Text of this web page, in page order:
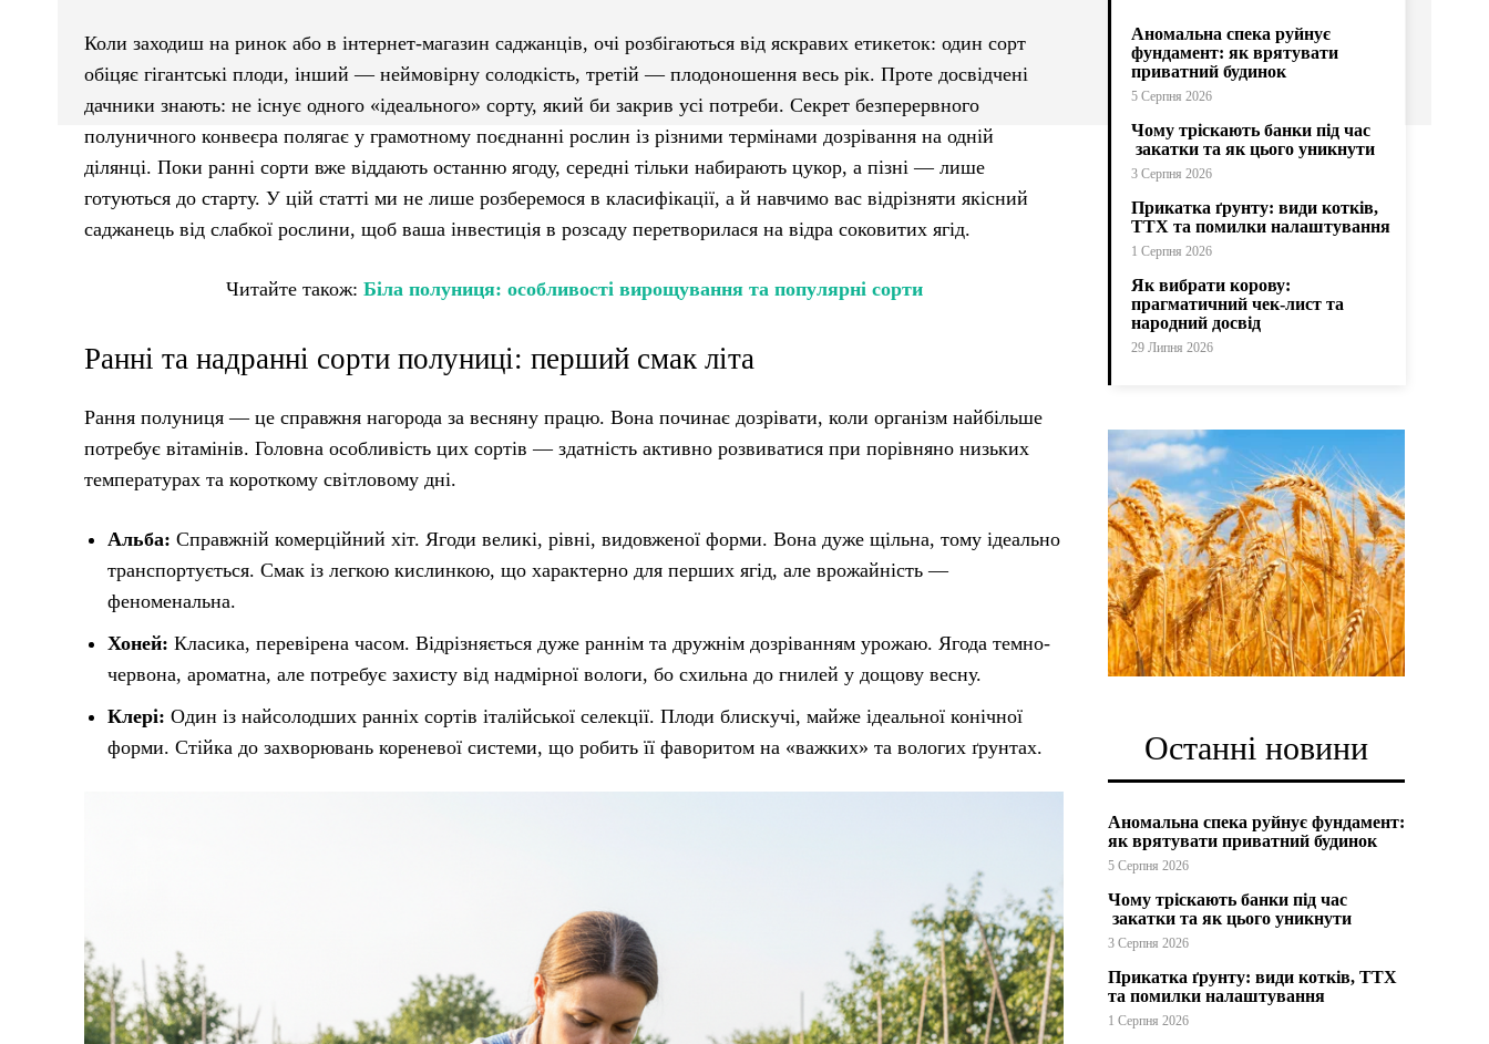
Коли заходиш на ринок або в інтернет-магазин саджанців, очі розбігаються від яскравих етикеток: один сорт
обіцяє гігантські плоди, інший — неймовірну солодкість, третій — плодоношення весь рік. Проте досвідчені
дачники знають: не існує одного «ідеального» сорту, який би закрив усі потреби. Секрет безперервного
полуничного конвеєра полягає у грамотному поєднанні рослин із різними термінами дозрівання на одній
ділянці. Поки ранні сорти вже віддають останню ягоду, середні тільки набирають цукор, а пізні — лише
готуються до старту. У цій статті ми не лише розберемося в класифікації, а й навчимо вас відрізняти якісний
саджанець від слабкої рослини, щоб ваша інвестиція в розсаду перетворилася на відра соковитих ягід.
Читайте також: Біла полуниця: особливості вирощування та популярні сорти
Ранні та надранні сорти полуниці: перший смак літа
Рання полуниця — це справжня нагорода за весняну працю. Вона починає дозрівати, коли організм найбільше
потребує вітамінів. Головна особливість цих сортів — здатність активно розвиватися при порівняно низьких
температурах та короткому світловому дні.
Альба: Справжній комерційний хіт. Ягоди великі, рівні, видовженої форми. Вона дуже щільна, тому ідеально
транспортується. Смак із легкою кислинкою, що характерно для перших ягід, але врожайність —
феноменальна.
Хоней: Класика, перевірена часом. Відрізняється дуже раннім та дружнім дозріванням урожаю. Ягода темно-
червона, ароматна, але потребує захисту від надмірної вологи, бо схильна до гнилей у дощову весну.
Клері: Один із найсолодших ранніх сортів італійської селекції. Плоди блискучі, майже ідеальної конічної
форми. Стійка до захворювань кореневої системи, що робить її фаворитом на «важких» та вологих ґрунтах.
Аномальна спека руйнує
фундамент: як врятувати
приватний будинок
5 Серпня 2026
Чому тріскають банки під час
закатки та як цього уникнути
3 Серпня 2026
Прикатка ґрунту: види котків,
ТТХ та помилки налаштування
1 Серпня 2026
Як вибрати корову:
прагматичний чек-лист та
народний досвід
29 Липня 2026
Останні новини
Аномальна спека руйнує фундамент:
як врятувати приватний будинок
5 Серпня 2026
Чому тріскають банки під час
закатки та як цього уникнути
3 Серпня 2026
Прикатка ґрунту: види котків, ТТХ
та помилки налаштування
1 Серпня 2026